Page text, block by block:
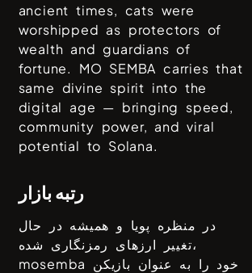
ancient times, cats were
worshipped as protectors of
wealth and guardians of
fortune. MO SEMBA carries that
same divine spirit into the
digital age — bringing speed,
community power, and viral
potential to Solana.
رتبه بازار
در منظره پویا و همیشه در حال
تغییر ارزهای رمزنگاری شده،
mosemba